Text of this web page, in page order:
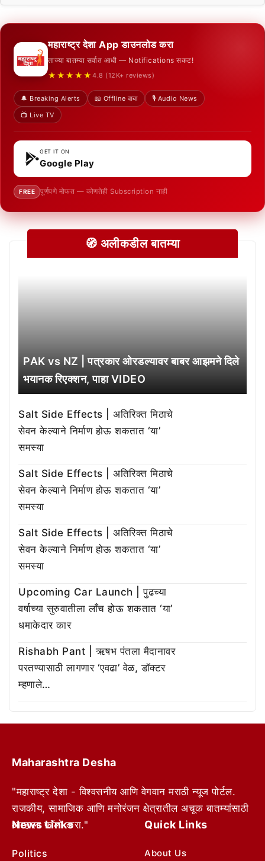
महाराष्ट्र देशा App डाउनलोड करा
ताज्या बातम्या सर्वात आधी — Notifications सकट!
★★★★★ 4.8 (12K+ reviews)
🔔 Breaking Alerts 📖 Offline वाचा
🎙️ Audio News
📺 Live TV
GET IT ON
Google Play
FREE पूर्णपणे मोफत — कोणतेही Subscription नाही
🧭 अलीकडील बातम्या
PAK vs NZ | पत्रकार ओरडल्यावर बाबर आझमने दिले
भयानक रिएक्शन, पाहा VIDEO
Salt Side Effects | अतिरिक्त मिठाचे
सेवन केल्याने निर्माण होऊ शकतात ‘या’
समस्या
Salt Side Effects | अतिरिक्त मिठाचे
सेवन केल्याने निर्माण होऊ शकतात ‘या’
समस्या
Salt Side Effects | अतिरिक्त मिठाचे
सेवन केल्याने निर्माण होऊ शकतात ‘या’
समस्या
Upcoming Car Launch | पुढच्या
वर्षाच्या सुरुवातीला लाँच होऊ शकतात ‘या’
धमाकेदार कार
Rishabh Pant | ऋषभ पंतला मैदानावर
परतण्यासाठी लागणार ‘एवढा’ वेळ, डॉक्टर
म्हणाले…
Maharashtra Desha
"महाराष्ट्र देशा - विश्वसनीय आणि वेगवान मराठी न्यूज पोर्टल.
राजकीय, सामाजिक आणि मनोरंजन क्षेत्रातील अचूक बातम्यांसाठी
आम्हाला फॉलो करा."
News Links
Politics
Quick Links
About Us